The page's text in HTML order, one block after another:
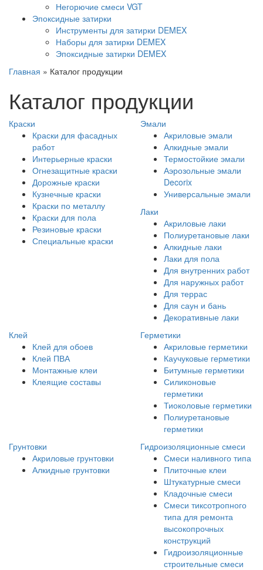
Негорючие смеси VGT
Эпоксидные затирки
Инструменты для затирки DEMEX
Наборы для затирки DEMEX
Эпоксидные затирки DEMEX
Главная » Каталог продукции
Каталог продукции
Краски
Краски для фасадных
работ
Интерьерные краски
Огнезащитные краски
Дорожные краски
Кузнечные краски
Краски по металлу
Краски для пола
Резиновые краски
Специальные краски
Эмали
Акриловые эмали
Алкидные эмали
Термостойкие эмали
Аэрозольные эмали
Decorix
Универсальные эмали
Лаки
Акриловые лаки
Полиуретановые лаки
Алкидные лаки
Лаки для пола
Для внутренних работ
Для наружных работ
Для террас
Для саун и бань
Декоративные лаки
Клей
Клей для обоев
Клей ПВА
Монтажные клеи
Клеящие составы
Герметики
Акриловые герметики
Каучуковые герметики
Битумные герметики
Силиконовые
герметики
Тиоколовые герметики
Полиуретановые
герметики
Грунтовки
Акриловые грунтовки
Алкидные грунтовки
Гидроизоляционные смеси
Смеси наливного типа
Плиточные клеи
Штукатурные смеси
Кладочные смеси
Смеси тиксотропного
типа для ремонта
высокопрочных
конструкций
Гидроизоляционные
строительные смеси